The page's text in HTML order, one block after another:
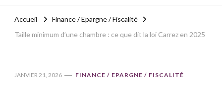
Accueil
Finance / Epargne / Fiscalité
Taille minimum d’une chambre : ce que dit la loi Carrez en 2025
JANVIER 21, 2026 FINANCE / EPARGNE / FISCALITÉ